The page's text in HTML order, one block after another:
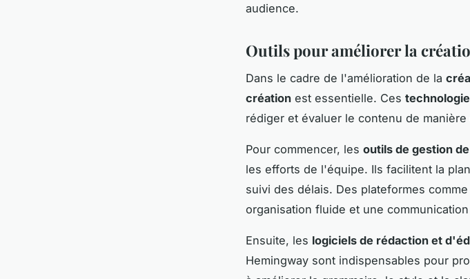
audience.
Outils pour améliorer la
Dans le cadre de l'amélioration de la
création est essentielle. Ces
rédiger et évaluer le contenu de manière
Pour commencer, les outils de gestion
les efforts de l'équipe. Ils facilitent la
suivi des délais. Des plateformes
organisation fluide et une
Ensuite, les logiciels de rédaction et
Hemingway sont indispensables pour